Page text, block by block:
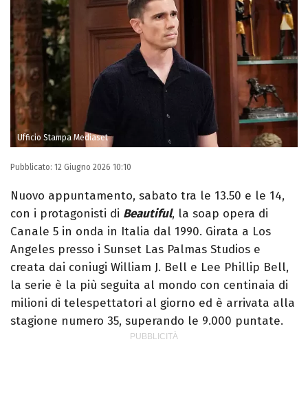
Libero.it dedicato al mondo della
televisione, dello spettacolo e del gossip.
Ufficio Stampa Mediaset
Pubblicato: 12 Giugno 2026 10:10
Nuovo appuntamento, sabato tra le 13.50 e le 14,
con i protagonisti di Beautiful, la soap opera di
Canale 5 in onda in Italia dal 1990. Girata a Los
Angeles presso i Sunset Las Palmas Studios e
creata dai coniugi William J. Bell e Lee Phillip Bell,
la serie è la più seguita al mondo con centinaia di
milioni di telespettatori al giorno ed è arrivata alla
stagione numero 35, superando le 9.000 puntate.